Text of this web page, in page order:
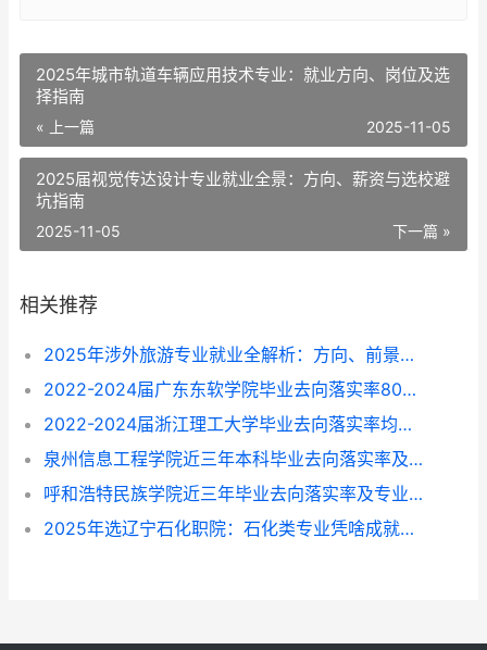
2025年城市轨道车辆应用技术专业：就业方向、岗位及选
择指南
« 上一篇 2025-11-05
2025届视觉传达设计专业就业全景：方向、薪资与选校避
坑指南
下一篇 »
2025-11-05
相关推荐
2025年涉外旅游专业就业全解析：方向、前景与选择指南
2022-2024届广东东软学院毕业去向落实率80%-87%，这些专业找工作更顺？
2022-2024届浙江理工大学毕业去向落实率均超96%，就业方向与专业选择指南
泉州信息工程学院近三年本科毕业去向落实率及专业就业前景解析（2022-2024）
呼和浩特民族学院近三年毕业去向落实率及专业就业情况解析（2022-2024）
2025年选辽宁石化职院：石化类专业凭啥成就业“香饽饽”？附专业挑拣指南